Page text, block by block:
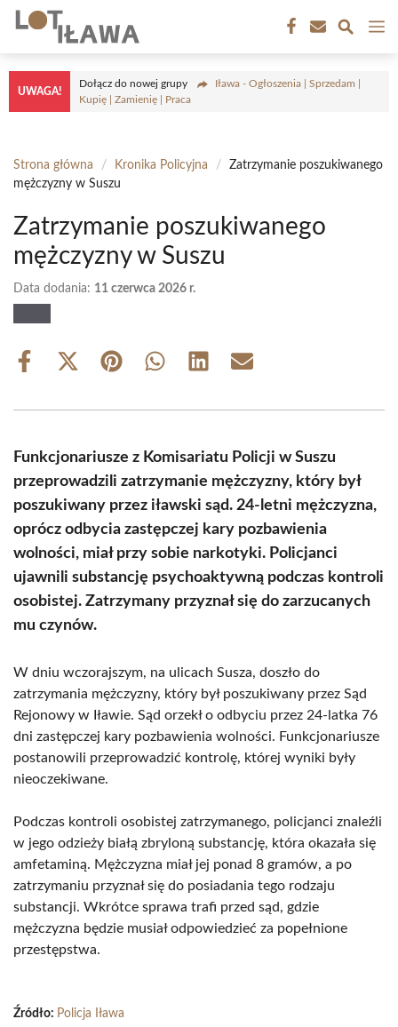
Przejdź
treści
UWAGA!
Dołącz do nowej grupy
Iława - Ogłoszenia | Sprzedam |
Kupię | Zamienię | Praca
Strona główna / Kronika Policyjna /
Zatrzymanie poszukiwanego
mężczyzny w Suszu
Zatrzymanie poszukiwanego
mężczyzny w Suszu
Data dodania: 11 czerwca 2026 r.
Share
Share
(Twitter)
Share Share Share Share
Funkcjonariusze z Komisariatu Policji w Suszu
przeprowadzili zatrzymanie mężczyzny, który był
poszukiwany przez iławski sąd. 24-letni mężczyzna,
oprócz odbycia zastępczej kary pozbawienia
wolności, miał przy sobie narkotyki. Policjanci
ujawnili substancję psychoaktywną podczas kontroli
osobistej. Zatrzymany przyznał się do zarzucanych
mu czynów.
W dniu wczorajszym, na ulicach Susza, doszło do
zatrzymania mężczyzny, który był poszukiwany przez Sąd
Rejonowy w Iławie. Sąd orzekł o odbyciu przez 24-latka 76
dni zastępczej kary pozbawienia wolności. Funkcjonariusze
postanowili przeprowadzić kontrolę, której wyniki były
nieoczekiwane.
Podczas kontroli osobistej zatrzymanego, policjanci znaleźli
w jego odzieży białą zbryloną substancję, która okazała się
amfetaminą. Mężczyzna miał jej ponad 8 gramów, a po
zatrzymaniu przyznał się do posiadania tego rodzaju
substancji. Wkrótce sprawa trafi przed sąd, gdzie
mężczyzna będzie musiał odpowiedzieć za popełnione
przestępstwa.
Źródło: Policja Iława